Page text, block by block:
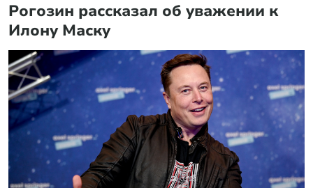
Рогозин рассказал об уважении к
Илону Маску